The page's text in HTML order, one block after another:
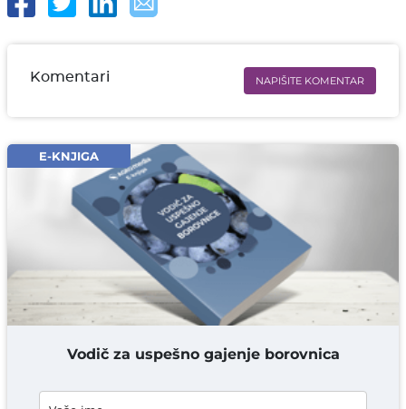
Komentari NAPIŠITE KOMENTAR
Email* obavezno
Komentar* obavezno
DODAJ KOMENTAR
E-KNJIGA
Vodič za uspešno gajenje borovnica